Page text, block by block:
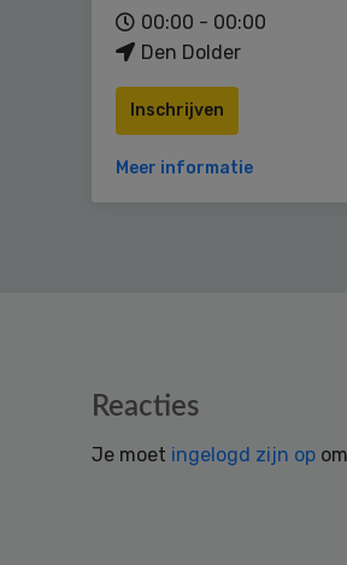
00:00 - 00:00
Den Dolder
Inschrijven
Meer informatie
Reacties
Je moet ingelogd zijn op